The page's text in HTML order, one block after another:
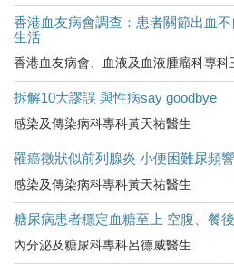
香港血友病會調查：患者關節出血
生活
香港血友病會、血液及血液腫瘤科專科
拆解10大謬誤 與性病say goodbye
感染及傳染病科專科黃天祐醫生
罹癌徵狀似前列腺炎 小便困難尿頻
感染及傳染病科專科黃天祐醫生
糖尿病患者穩定血糖至上 空腹、餐
內分泌及糖尿科專科呂德威醫生